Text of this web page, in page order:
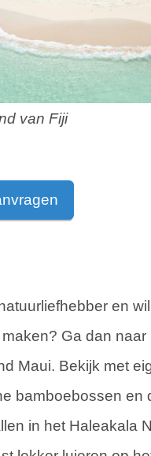
van Fiji
en
Ga dan naar
Maui. Bekijk met
bamboebossen en
in het Haleakala